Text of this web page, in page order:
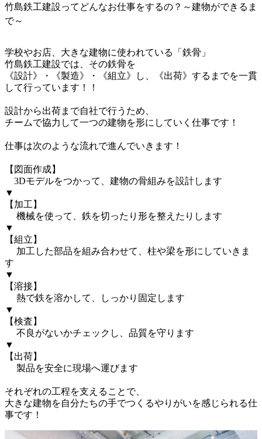
竹島鉄工建設ってどんなお仕事をするの？～建物ができるま
で～
学校やお店、大きな建物に使われている「鉄骨」
竹島鉄工建設では、その鉄骨を
《設計》・《製造》・《組立》し、《出荷》するまでを一貫
して行っています！！
設計から出荷まで自社で行うため、
チームで協力して一つの建物を形にしていく仕事です！
仕事は次のような流れで進んでいきます！
【図面作成】
3Dモデルをつかって、建物の骨組みを設計します
▼
【加工】
機械を使って、鉄を切ったり形を整えたりします
▼
【組立】
す
▼
【溶接】
▼
【検査】
不良がないかチェックし、品質を守ります
▼
【出荷】
製品を安全に現場へ運びます
それぞれの工程を支えることで、
大きな建物を自分たちの手でつくるやりがいを感じられる仕
事です！